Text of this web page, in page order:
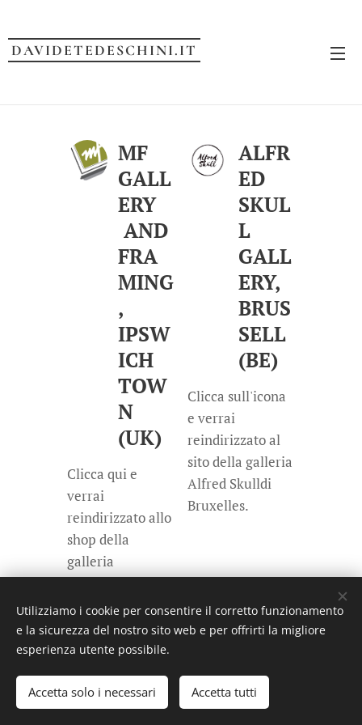
DAVIDETEDESCHINI.IT
MF
GALL
ERY
AND
FRA
MING
,
IPSW
ICH
TOW
N
(UK)
Clicca qui e
verrai
reindirizzato allo
shop della
galleria
ALFR
ED
SKUL
L
GALL
ERY,
BRUS
SELL
(BE)
Clicca sull'icona
e verrai
reindirizzato al
sito della galleria
Alfred Skulldi
Bruxelles.
Tutti i diritti riservati: Davide Tedeschini email:
davide.tedeschini@gmail.com
Creato con
Webnode Cookies
Utilizziamo i cookie per consentire il corretto funzionamento
e la sicurezza del nostro sito web e per offrirti la migliore
esperienza utente possibile.
Accetta solo i necessari Accetta tutti